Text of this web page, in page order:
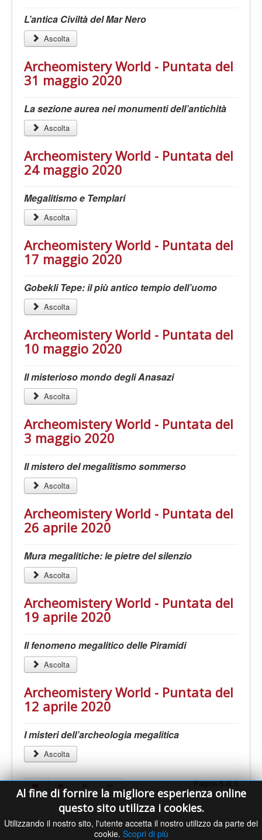
L’antica Civiltà del Mar Nero
Ascolta
Archeomistery World - Puntata del
31 maggio 2020
La sezione aurea nei monumenti dell’antichità
Ascolta
Archeomistery World - Puntata del
24 maggio 2020
Megalitismo e Templari
Ascolta
Archeomistery World - Puntata del
17 maggio 2020
Gobekli Tepe: il più antico tempio dell’uomo
Ascolta
Archeomistery World - Puntata del
10 maggio 2020
Il misterioso mondo degli Anasazi
Ascolta
Archeomistery World - Puntata del
3 maggio 2020
Il mistero del megalitismo sommerso
Ascolta
Archeomistery World - Puntata del
26 aprile 2020
Mura megalitiche: le pietre del silenzio
Ascolta
Archeomistery World - Puntata del
19 aprile 2020
Il fenomeno megalitico delle Piramidi
Ascolta
Archeomistery World - Puntata del
12 aprile 2020
I misteri dell’archeologia megalitica
Ascolta
Pagina 5 di 5
Al fine di fornire la migliore esperienza online
questo sito utilizza i cookies.
Utilizzando il nostro sito, l'utente accetta il nostro utilizzo da parte dei
cookie. Scopri di più